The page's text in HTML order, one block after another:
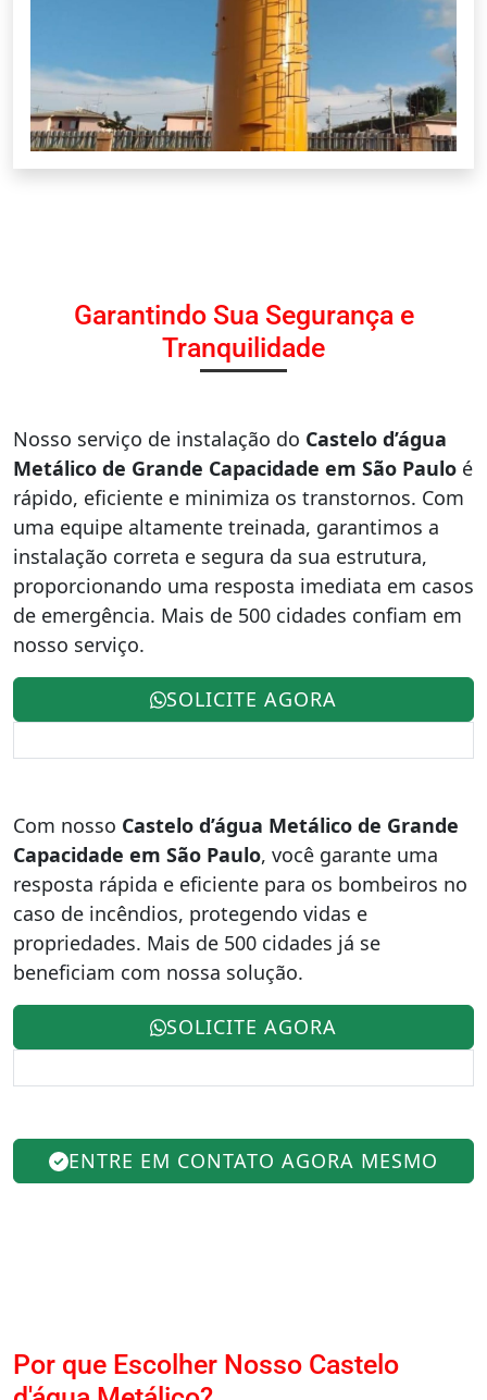
Garantindo Sua Segurança e
Tranquilidade
Nosso serviço de instalação do Castelo d’água
Metálico de Grande Capacidade em São Paulo é
rápido, eficiente e minimiza os transtornos. Com
uma equipe altamente treinada, garantimos a
instalação correta e segura da sua estrutura,
proporcionando uma resposta imediata em casos
de emergência. Mais de 500 cidades confiam em
nosso serviço.
SOLICITE AGORA
Com nosso Castelo d’água Metálico de Grande
Capacidade em São Paulo, você garante uma
resposta rápida e eficiente para os bombeiros no
caso de incêndios, protegendo vidas e
propriedades. Mais de 500 cidades já se
beneficiam com nossa solução.
SOLICITE AGORA
ENTRE EM CONTATO AGORA MESMO
Por que Escolher Nosso Castelo